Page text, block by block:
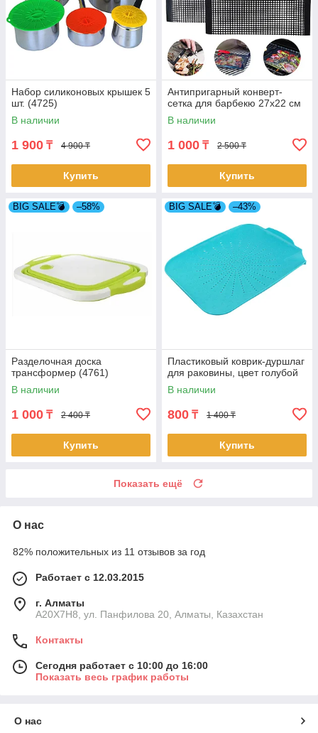
Набор силиконовых крышек 5
шт. (4725)
В наличии
1 900 ₸ 4 900 ₸
Купить
Антипригарный конверт-
сетка для барбекю 27x22 см
В наличии
1 000 ₸ 2 500 ₸
Купить
BIG SALE💣 –58%
Разделочная доска
трансформер (4761)
В наличии
1 000 ₸ 2 400 ₸
Купить
BIG SALE💣 –43%
Пластиковый коврик-дуршлаг
для раковины, цвет голубой
В наличии
800 ₸ 1 400 ₸
Купить
Показать ещё
О нас
82% положительных из 11 отзывов за год
Работает с 12.03.2015
г. Алматы
A20X7H8, ул. Панфилова 20, Алматы, Казахстан
Контакты
Сегодня работает с 10:00 до 16:00
Показать весь график работы
О нас